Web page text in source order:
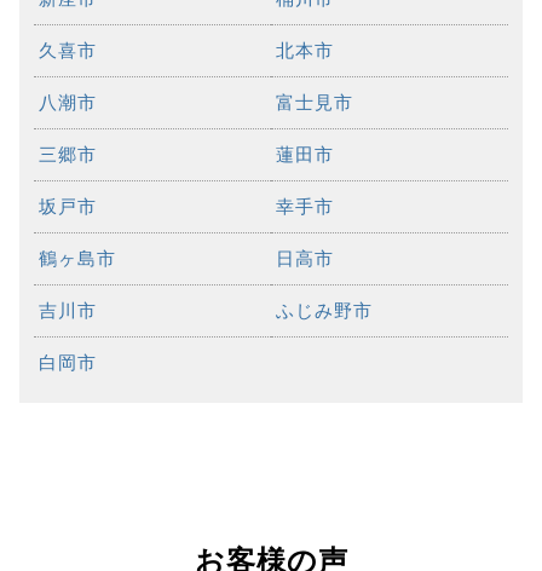
久喜市 北本市
八潮市 富士見市
三郷市 蓮田市
坂戸市 幸手市
鶴ヶ島市 日高市
吉川市 ふじみ野市
白岡市
お客様の声